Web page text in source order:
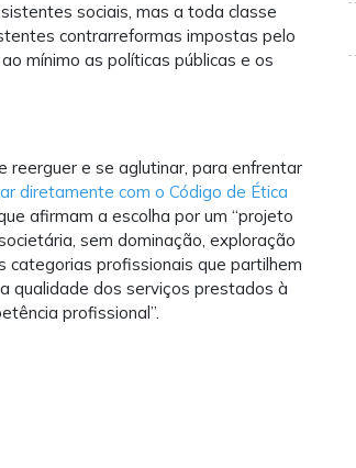
sociais, mas a toda classe
contrarreformas impostas pelo
mínimo as políticas públicas e os
e se aglutinar, para enfrentar
diretamente com o Código de Ética
afirmam a escolha por um “projeto
sem dominação, exploração
categorias profissionais que partilhem
qualidade dos serviços prestados à
profissional”.